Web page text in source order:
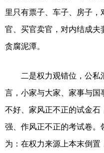
里只有票子、车子、房子
官、买官卖官，对内结成夫
贪腐泥潭。
二是权力观错位，公私
言，小家与大家、家事与
不好、家风正不正的试金石
强、作风正不正的考试卷
为：在权力来源上本末倒